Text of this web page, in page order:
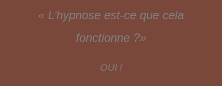
« L’hypnose est-ce que cela
fonctionne ?»
OUI !